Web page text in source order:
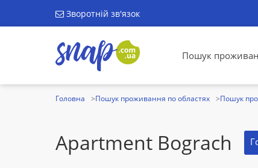
Зворотній зв'язок
Пошук
Головна Пошук проживання по областях Пошук
Apartment Bograch